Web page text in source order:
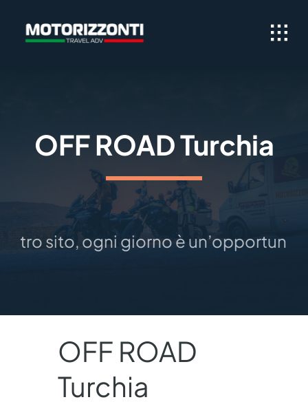
content
OFF ROAD Turchia
sito, ogni giorno è
OFF ROAD
Turchia